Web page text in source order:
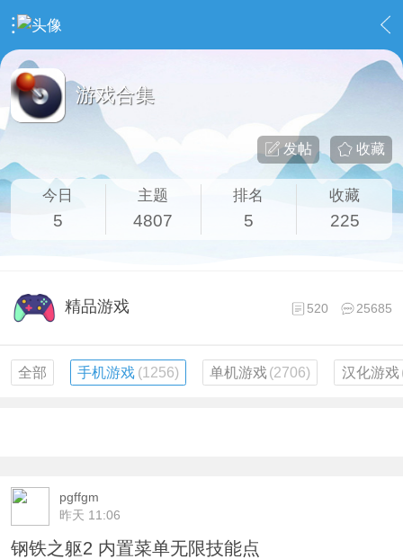
社区广场 › 游戏合集
游戏合集
收藏
发帖
今日
5
主题
4807
排名
5
收藏
225
精品游戏 520 25685
全部 手机游戏 (1256) 单机游戏 (2706) 汉化游戏
pgffgm
昨天 11:06
钢铁之躯2 内置菜单无限技能点